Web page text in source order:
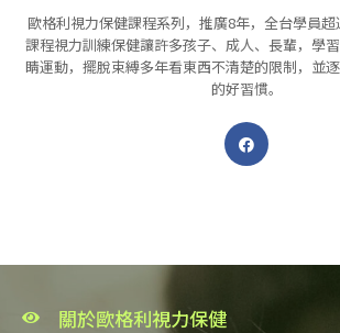
歐格利視力保健課程系列，推廣8年，全台學員
課程視力訓練保健讓許多孩子、成人、長輩，學
睛運動，擺脫束縛多年看東西不清楚的限制，並
的好習慣。
關於歐格利視力保健